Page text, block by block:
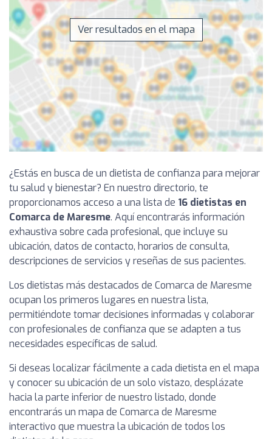
Ver resultados en el mapa
¿Estás en busca de un dietista de confianza para mejorar
tu salud y bienestar? En nuestro directorio, te
proporcionamos acceso a una lista de 16 dietistas en
Comarca de Maresme. Aquí encontrarás información
exhaustiva sobre cada profesional, que incluye su
ubicación, datos de contacto, horarios de consulta,
descripciones de servicios y reseñas de sus pacientes.
Los dietistas más destacados de Comarca de Maresme
ocupan los primeros lugares en nuestra lista,
permitiéndote tomar decisiones informadas y colaborar
con profesionales de confianza que se adapten a tus
necesidades específicas de salud.
Si deseas localizar fácilmente a cada dietista en el mapa
y conocer su ubicación de un solo vistazo, desplázate
hacia la parte inferior de nuestro listado, donde
encontrarás un mapa de Comarca de Maresme
interactivo que muestra la ubicación de todos los